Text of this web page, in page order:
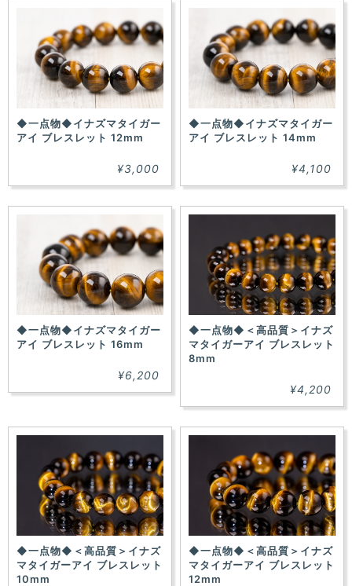
◆一点物◆イナズマタイガー
アイ ブレスレット 12mm
¥3,000
◆一点物◆イナズマタイガー
アイ ブレスレット 14mm
¥4,100
◆一点物◆イナズマタイガー
アイ ブレスレット 16mm
¥6,200
◆一点物◆＜高品質＞イナズ
マタイガーアイ ブレスレット
8mm
¥4,200
◆一点物◆＜高品質＞イナズ
マタイガーアイ ブレスレット
10mm
◆一点物◆＜高品質＞イナズ
マタイガーアイ ブレスレット
12mm